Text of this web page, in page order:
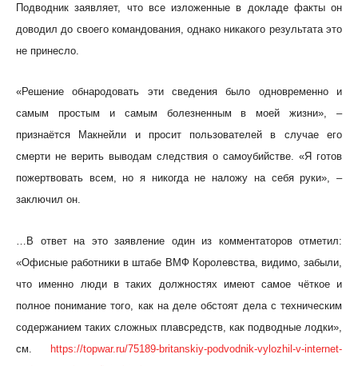
Подводник заявляет, что все изложенные в докладе факты он
доводил до своего командования, однако никакого результата это
не принесло.
«Решение обнародовать эти сведения было одновременно и
самым простым и самым болезненным в моей жизни», –
признаётся Макнейли и просит пользователей в случае его
смерти не верить выводам следствия о самоубийстве. «Я готов
пожертвовать всем, но я никогда не наложу на себя руки», –
заключил он.
…В ответ на это заявление один из комментаторов отметил:
«Офисные работники в штабе ВМФ Королевства, видимо, забыли,
что именно люди в таких должностях имеют самое чёткое и
полное понимание того, как на деле обстоят дела с техническим
содержанием таких сложных плавсредств, как подводные лодки»,
см.
https://topwar.ru/75189-britanskiy-podvodnik-vylozhil-v-internet-